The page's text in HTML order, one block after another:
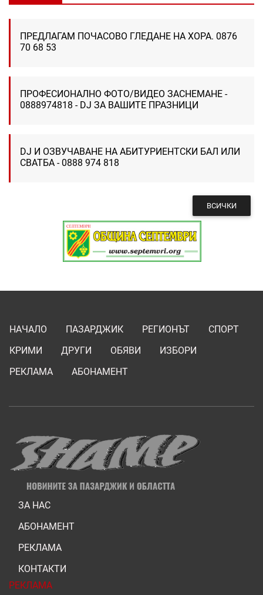
ПРЕДЛАГАМ ПОЧАСОВО ГЛЕДАНЕ НА ХОРА. 0876
70 68 53
ПРОФЕСИОНАЛНО ФОТО/ВИДЕО ЗАСНЕМАНЕ -
0888974818 - DJ ЗА ВАШИТЕ ПРАЗНИЦИ
DJ И ОЗВУЧАВАНЕ НА АБИТУРИЕНТСКИ БАЛ ИЛИ
СВАТБА - 0888 974 818
ВСИЧКИ
НАЧАЛО ПАЗАРДЖИК РЕГИОНЪТ
СПОРТ
КРИМИ
ДРУГИ ОБЯВИ
ИЗБОРИ
РЕКЛАМА
АБОНАМЕНТ
ЗА НАС
АБОНАМЕНТ
РЕКЛАМА
КОНТАКТИ
РЕКЛАМА